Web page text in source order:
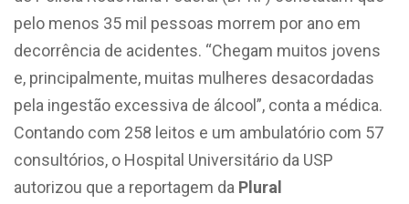
pelo menos 35 mil pessoas morrem por ano em
decorrência de acidentes. “Chegam muitos jovens
e, principalmente, muitas mulheres desacordadas
pela ingestão excessiva de álcool”, conta a médica.
Contando com 258 leitos e um ambulatório com 57
consultórios, o Hospital Universitário da USP
autorizou que a reportagem da Plural